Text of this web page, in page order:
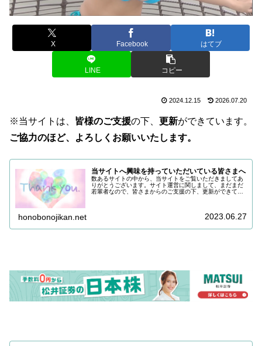
X Facebook はてブ
LINE コピー
2024.12.15 2026.07.20
※当サイトは、 皆様のご支援の下、 更新ができています。
ご協力のほど、よろしくお願いいたします。
当サイトへ興味を持っていただいている皆さまへ
数あるサイトの中から、当サイトをご覧いただきましてあ
りがとうございます。サイト運営に関しまして、まだまだ
若輩者なので、皆さまからのご支援の下、更新ができてい
honobonojikan.net 2023.06.27